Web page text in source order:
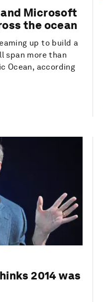
and Microsoft
the ocean
up to build a
span more than
Ocean, according
2014 was